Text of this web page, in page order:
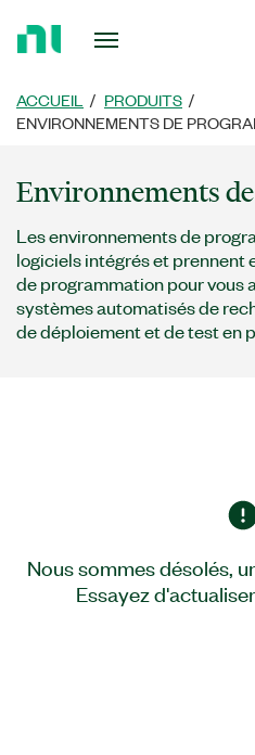
page
d’accueil
ACCUEIL
PRODUITS
ENVIRONNEMENTS DE
Environnements
Les environnements de
logiciels intégrés et prennent
de programmation pour vous
systèmes automatisés de
de déploiement et de test en
Nous sommes désolés,
Essayez